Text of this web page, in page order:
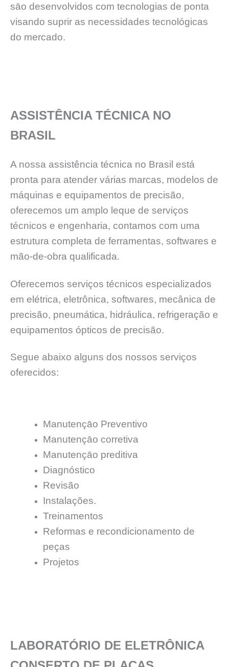
sāo desenvolvidos com tecnologias de ponta
visando suprir as necessidades tecnológicas
do mercado.
ASSISTÊNCIA TÉCNICA NO
BRASIL
A nossa assistência técnica no Brasil está
pronta para atender várias marcas, modelos de
máquinas e equipamentos de precisão,
oferecemos um amplo leque de serviços
técnicos e engenharia, contamos com uma
estrutura completa de ferramentas, softwares e
mão-de-obra qualificada.
Oferecemos serviços técnicos especializados
em elétrica, eletrônica, softwares, mecânica de
precisão, pneumática, hidráulica, refrigeração e
equipamentos ópticos de precisão.
Segue abaixo alguns dos nossos serviços
oferecidos:
Manutençāo Preventivo
Manutençāo corretiva
Manutençāo preditiva
Diagnóstico
Revisão
Instalações.
Treinamentos
Reformas e recondicionamento de
peças
Projetos
LABORATÓRIO DE ELETRÔNICA